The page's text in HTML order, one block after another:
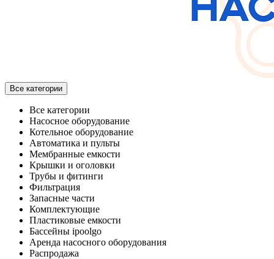
Все категории
Все категории
Насосное оборудование
Котельное оборудование
Автоматика и пульты
Мембранные емкости
Крышки и оголовки
Трубы и фитинги
Фильтрация
Запасные части
Комплектующие
Пластиковые емкости
Бассейны ipoolgo
Аренда насосного оборудования
Распродажа